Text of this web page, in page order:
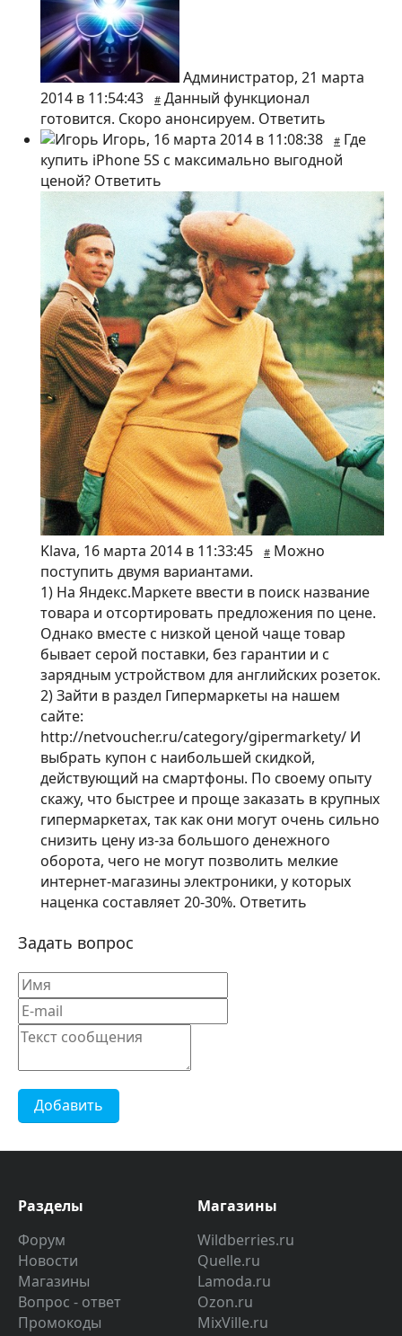
Администратор, 21 марта
2014 в 11:54:43
# Данный функционал
готовится. Скоро анонсируем. Ответить
Игорь, 16 марта 2014 в 11:08:38 # Где
купить iPhone 5S с максимально выгодной
ценой? Ответить
Klava, 16 марта 2014 в 11:33:45 # Можно
поступить двумя вариантами.
1) На Яндекс.Маркете ввести в поиск название
товара и отсортировать предложения по цене.
Однако вместе с низкой ценой чаще товар
бывает серой поставки, без гарантии и с
зарядным устройством для английских розеток.
2) Зайти в раздел Гипермаркеты на нашем
сайте:
http://netvoucher.ru/category/gipermarkety/ И
выбрать купон с наибольшей скидкой,
действующий на смартфоны. По своему опыту
скажу, что быстрее и проще заказать в крупных
гипермаркетах, так как они могут очень сильно
снизить цену из-за большого денежного
оборота, чего не могут позволить мелкие
интернет-магазины электроники, у которых
наценка составляет 20-30%. Ответить
Задать вопрос
Добавить
Разделы
Форум
Новости
Магазины
Вопрос - ответ
Промокоды
Магазины
Wildberries.ru
Quelle.ru
Lamoda.ru
Ozon.ru
MixVille.ru